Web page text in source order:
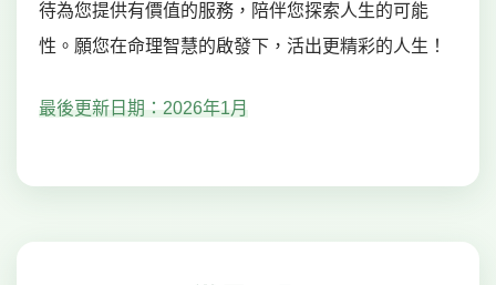
待為您提供有價值的服務，陪伴您探索人生的可能
性。願您在命理智慧的啟發下，活出更精彩的人生！
最後更新日期：2026年1月